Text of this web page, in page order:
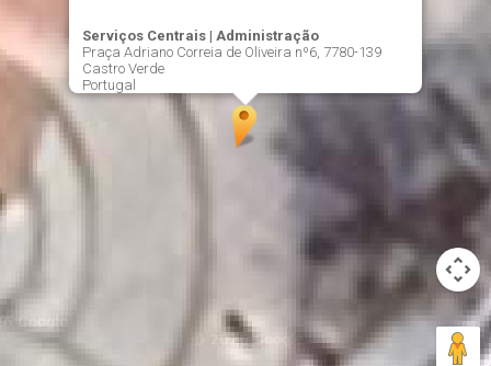
Serviços Centrais | Administração
Praça Adriano Correia de Oliveira nº6, 7780-139
Castro Verde
Portugal